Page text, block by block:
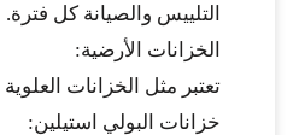
التلييس والصيانة كل فترة.
الخزانات الأرضية:
تعتبر مثل الخزانات
خزانات البولي استيلين: